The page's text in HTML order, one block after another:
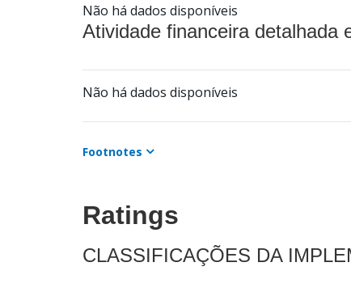
Não há dados disponíveis
Atividade financeira detalhada
Não há dados disponíveis
Footnotes
Ratings
CLASSIFICAÇÕES DA